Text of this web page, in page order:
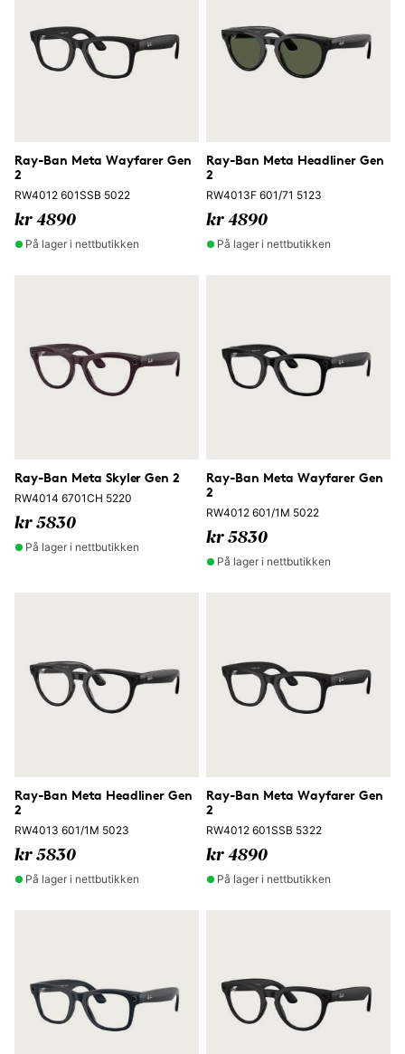
Ray-Ban Meta Wayfarer Gen
2
RW4012 601SSB 5022
kr 4890
På lager i nettbutikken
Ray-Ban Meta Headliner Gen
2
RW4013F 601/71 5123
kr 4890
På lager i nettbutikken
Ray-Ban Meta Skyler Gen 2
RW4014 6701CH 5220
kr 5830
På lager i nettbutikken
Ray-Ban Meta Wayfarer Gen
2
RW4012 601/1M 5022
kr 5830
På lager i nettbutikken
Ray-Ban Meta Headliner Gen
2
RW4013 601/1M 5023
kr 5830
På lager i nettbutikken
Ray-Ban Meta Wayfarer Gen
2
RW4012 601SSB 5322
kr 4890
På lager i nettbutikken